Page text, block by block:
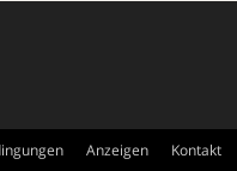
Anzeigen Kontakt